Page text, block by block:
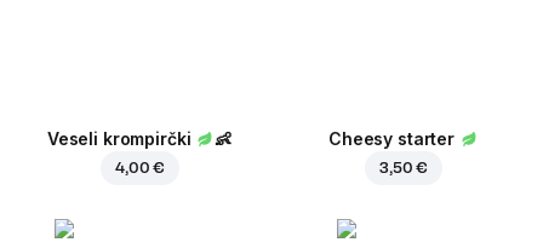
Veseli krompirčki 👶
4,00 €
Cheesy starter
3,50 €